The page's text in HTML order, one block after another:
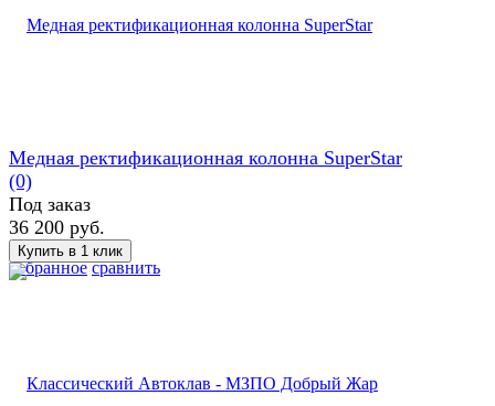
избранное сравнить
Медная ректификационная колонна SuperStar
(0)
Под заказ
36 200 руб.